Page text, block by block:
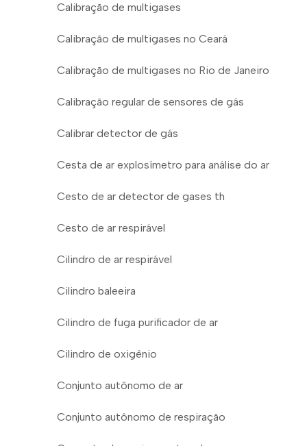
Calibração de multigases
Calibração de multigases no Ceará
Calibração de multigases no Rio de Janeiro
Calibração regular de sensores de gás
Calibrar detector de gás
Cesta de ar explosímetro para análise do ar
Cesto de ar detector de gases th
Cesto de ar respirável
Cilindro de ar respirável
Cilindro baleeira
Cilindro de fuga purificador de ar
Cilindro de oxigênio
Conjunto autônomo de ar
Conjunto autônomo de respiração